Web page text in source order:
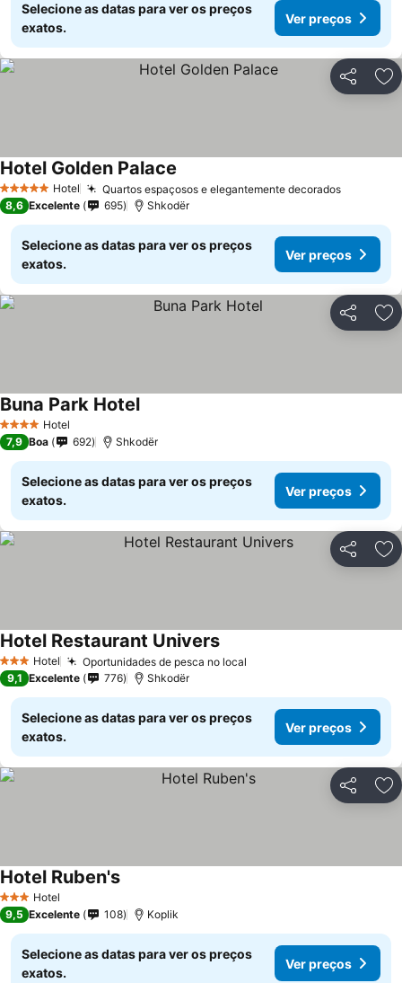
Selecione as datas para ver os preços
exatos.
Ver preços
Partilhar
5 Estrelas Hotel Quartos espaçosos e elegantemente decoradosVer
Hotel Golden Palace
8,6 Excelente 695 Shkodër
Selecione as datas para ver os preços
exatos.
Ver preços
Partilhar
4 EstrelasHotel
Buna Park HotelVer preços
7,9 Boa 692 Shkodër
Selecione as datas para ver os preços
exatos.
Ver preços
Partilhar
3 EstrelasHotel Oportunidades de pesca no local
Hotel Restaurant UniversVer preços
9,1 Excelente 776 Shkodër
Selecione as datas para ver os preços
exatos.
Ver preços
Partilhar
3 EstrelasHotel
Hotel Ruben'sVer preços
9,5 Excelente 108 Koplik
Selecione as datas para ver os preços
exatos.
Ver preços